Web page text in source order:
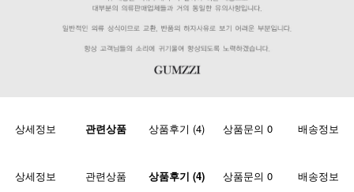
상세정보 관련상품 상품후기 (4) 상품문의 0 배송정보
상세정보 관련상품 상품후기 (4) 상품문의 0 배송정보